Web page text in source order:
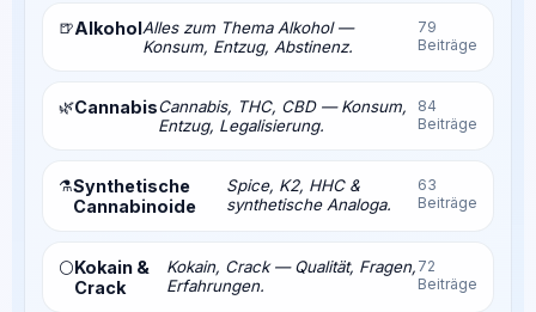
🍺AlkoholAlles zum Thema Alkohol —
Konsum, Entzug, Abstinenz.
79
Beiträge
🌿CannabisCannabis, THC, CBD — Konsum,
Entzug, Legalisierung.
84
Beiträge
⚗️Synthetische
Cannabinoide
Spice, K2, HHC &
synthetische Analoga.
63
Beiträge
⚪Kokain &
Crack
Kokain, Crack — Qualität, Fragen,
Erfahrungen.
72
Beiträge